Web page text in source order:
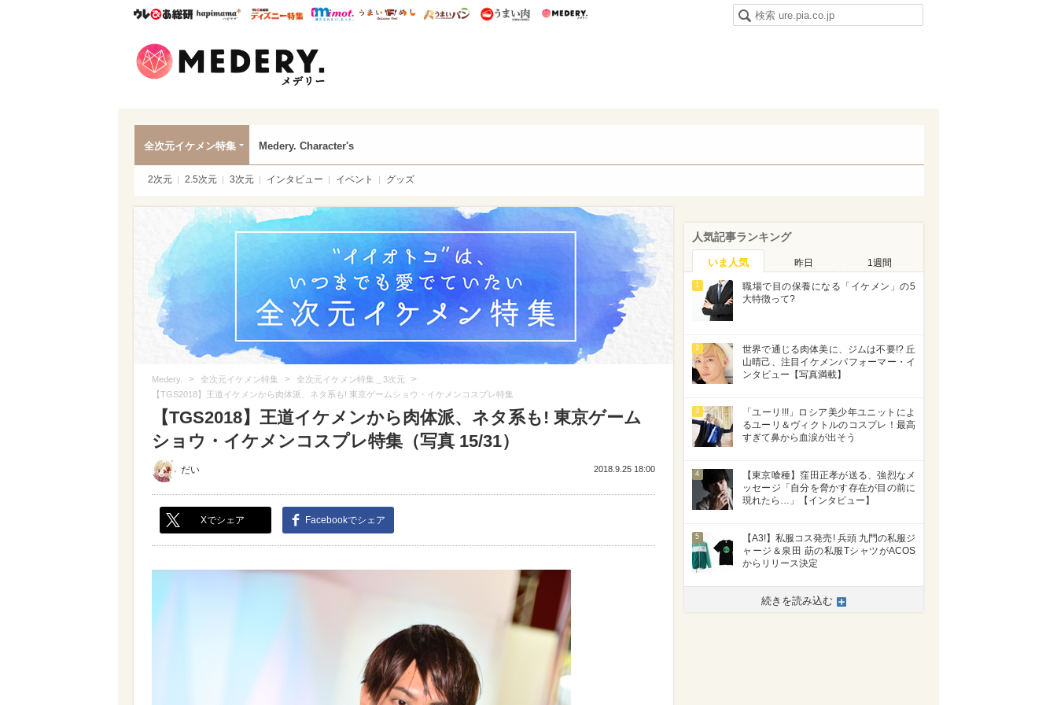
ウレぴあ総研ハピママ* ウレぴあ総研 ディズニー特集
mimot. うまいめし うまいパン うまい肉
全次元イケメン特集 Medery. Character's
2次元 2.5次元 3次元 インタビュー イベント グッズ
Medery. > 全次元イケメン特集 > 全次元イケメン特集＿3次元 >
【TGS2018】王道イケメンから肉体派、ネタ系も! 東京ゲームショウ・イケメンコスプレ特集
【TGS2018】王道イケメンから肉体派、ネタ系も! 東京ゲーム
ショウ・イケメンコスプレ特集（写真 15/31）
だい 2018.9.25 18:00
Xでシェア Facebookでシェア
人気記事ランキング
いま人気 昨日 1週間
1
職場で目の保養になる「イケメン」の5
大特徴って?
2
世界で通じる肉体美に、ジムは不要!? 丘
山晴己、注目イケメンパフォーマー・イ
ンタビュー【写真満載】
3
「ユーリ!!!」ロシア美少年ユニットによ
るユーリ＆ヴィクトルのコスプレ！最高
すぎて鼻から血涙が出そう
4
【東京喰種】窪田正孝が送る、強烈なメ
ッセージ「自分を脅かす存在が目の前に
現れたら…」【インタビュー】
5
【A3!】私服コス発売! 兵頭 九門の私服ジ
ャージ＆泉田 莇の私服TシャツがACOS
からリリース決定
続きを読み込む